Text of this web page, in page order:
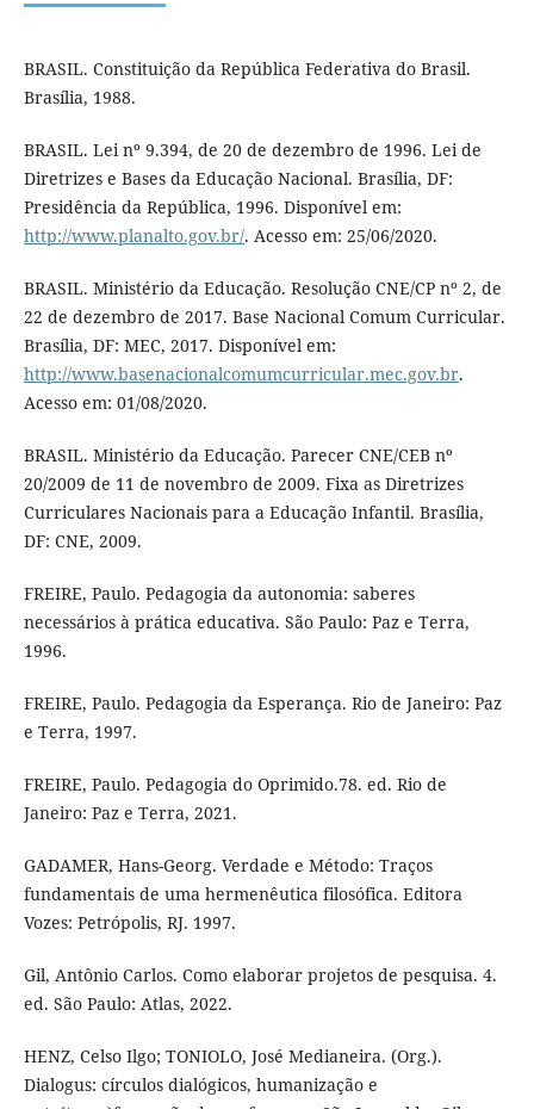
BRASIL. Constituição da República Federativa do Brasil.
Brasília, 1988.
BRASIL. Lei nº 9.394, de 20 de dezembro de 1996. Lei de
Diretrizes e Bases da Educação Nacional. Brasília, DF:
Presidência da República, 1996. Disponível em:
http://www.planalto.gov.br/. Acesso em: 25/06/2020.
BRASIL. Ministério da Educação. Resolução CNE/CP nº 2, de
22 de dezembro de 2017. Base Nacional Comum Curricular.
Brasília, DF: MEC, 2017. Disponível em:
http://www.basenacionalcomumcurricular.mec.gov.br.
Acesso em: 01/08/2020.
BRASIL. Ministério da Educação. Parecer CNE/CEB nº
20/2009 de 11 de novembro de 2009. Fixa as Diretrizes
Curriculares Nacionais para a Educação Infantil. Brasília,
DF: CNE, 2009.
FREIRE, Paulo. Pedagogia da autonomia: saberes
necessários à prática educativa. São Paulo: Paz e Terra,
1996.
FREIRE, Paulo. Pedagogia da Esperança. Rio de Janeiro: Paz
e Terra, 1997.
FREIRE, Paulo. Pedagogia do Oprimido.78. ed. Rio de
Janeiro: Paz e Terra, 2021.
GADAMER, Hans-Georg. Verdade e Método: Traços
fundamentais de uma hermenêutica filosófica. Editora
Vozes: Petrópolis, RJ. 1997.
Gil, Antônio Carlos. Como elaborar projetos de pesquisa. 4.
ed. São Paulo: Atlas, 2022.
HENZ, Celso Ilgo; TONIOLO, José Medianeira. (Org.).
Dialogus: círculos dialógicos, humanização e